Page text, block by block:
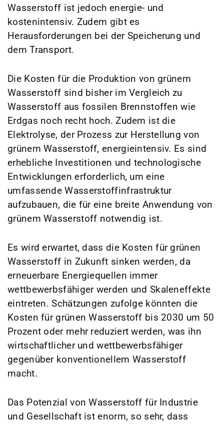
Wasserstoff ist jedoch energie- und
kostenintensiv. Zudem gibt es
Herausforderungen bei der Speicherung und
dem Transport.
Die Kosten für die Produktion von grünem
Wasserstoff sind bisher im Vergleich zu
Wasserstoff aus fossilen Brennstoffen wie
Erdgas noch recht hoch. Zudem ist die
Elektrolyse, der Prozess zur Herstellung von
grünem Wasserstoff, energieintensiv. Es sind
erhebliche Investitionen und technologische
Entwicklungen erforderlich, um eine
umfassende Wasserstoffinfrastruktur
aufzubauen, die für eine breite Anwendung von
grünem Wasserstoff notwendig ist.
Es wird erwartet, dass die Kosten für grünen
Wasserstoff in Zukunft sinken werden, da
erneuerbare Energiequellen immer
wettbewerbsfähiger werden und Skaleneffekte
eintreten. Schätzungen zufolge könnten die
Kosten für grünen Wasserstoff bis 2030 um 50
Prozent oder mehr reduziert werden, was ihn
wirtschaftlicher und wettbewerbsfähiger
gegenüber konventionellem Wasserstoff
macht.
Das Potenzial von Wasserstoff für Industrie
und Gesellschaft ist enorm, so sehr, dass